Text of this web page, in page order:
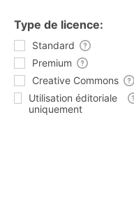
Type de licence:
Standard
Premium
Creative Commons
Utilisation éditoriale
uniquement